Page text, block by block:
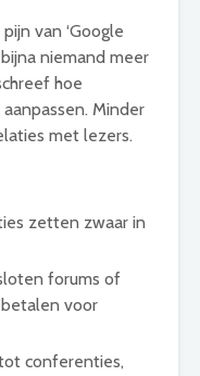
van ‘Google
niemand meer
hoe
Minder
met lezers.
zetten zwaar in
forums of
voor
conferenties,